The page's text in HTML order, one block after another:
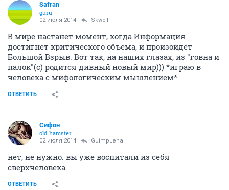
Safran
guru
02 июля 2014 SkwоT
В мире настанет момент, когда Информация
достигнет критического объема, и произойдёт
Большой Взрыв. Вот так, на наших глазах, из "говна и
палок"(с) родится дивный новый мир))) *играю в
человека с мифологическим мышлением*
ОТВЕТИТЬ
Сифон
old hamster
02 июля 2014 GuimpLena
нет, не нужно. вы уже воспитали из себя
сверхчеловека.
ОТВЕТИТЬ